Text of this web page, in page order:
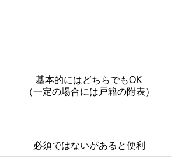
基本的にはどちらでもOK
（一定の場合には戸籍の附表）
必須ではないがあると便利